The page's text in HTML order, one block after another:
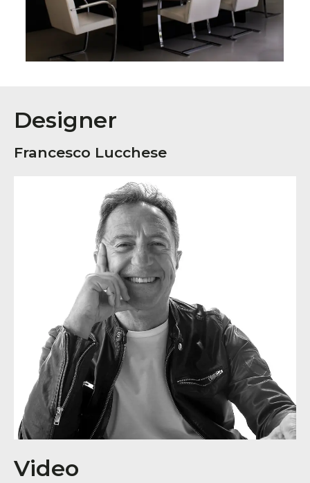
Designer
Francesco Lucchese
Video